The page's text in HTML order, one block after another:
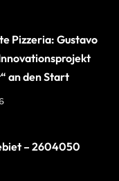
Pizzeria: Gustavo
an den Start
– 2604050